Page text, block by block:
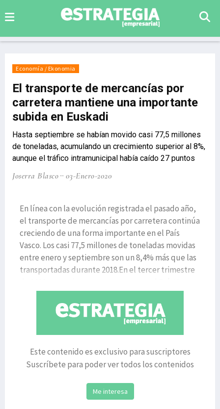
Economía / Ekonomia
El transporte de mercancías por
carretera mantiene una importante
subida en Euskadi
Hasta septiembre se habían movido casi 77,5 millones
de toneladas, acumulando un crecimiento superior al 8%,
aunque el tráfico intramunicipal había caído 27 puntos
Joserra Blasco 03-Enero-2020
En línea con la evolución registrada el pasado año,
el transporte de mercancías por carretera continúa
creciendo de una forma importante en el País
Vasco. Los casi 77,5 millones de toneladas movidas
entre enero y septiembre son un 8,4% más que las
transportadas durante 2018.En el tercer trimestre
Este contenido es exclusivo para suscriptores
Suscríbete para poder ver todos los contenidos
Me interesa